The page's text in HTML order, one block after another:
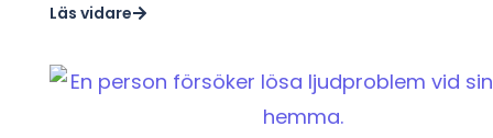
Läs vidare